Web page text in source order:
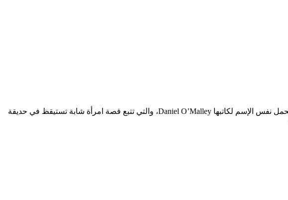
المشروع الذي يدعى The Rook، والذي كان سابقاً تحت التطوير لدى Hulu، هو عبارة عن دراما خوارق مبنية على رواية تحمل نفس الإسم لكاتبها Daniel O’Malley، والتي تتبع قصة امرأة شابة تستيقظ في حديقة